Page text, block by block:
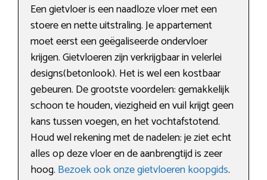
Een gietvloer is een naadloze vloer met een
stoere en nette uitstraling. Je appartement
moet eerst een geëgaliseerde ondervloer
krijgen. Gietvloeren zijn verkrijgbaar in velerlei
designs(betonlook). Het is wel een kostbaar
gebeuren. De grootste voordelen: gemakkelijk
schoon te houden, viezigheid en vuil krijgt geen
kans tussen voegen, en het vochtafstotend.
Houd wel rekening met de nadelen: je ziet echt
alles op deze vloer en de aanbrengtijd is zeer
hoog. Bezoek ook onze gietvloeren koopgids.